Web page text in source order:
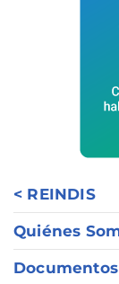
< REINDIS
Quiénes